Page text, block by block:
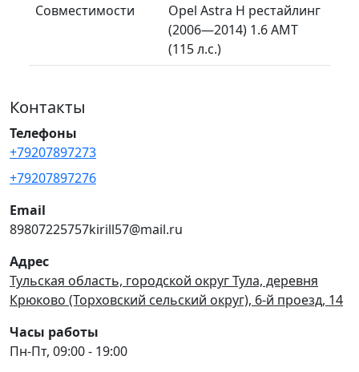
Совместимости
Opel Astra H рестайлинг
(2006—2014) 1.6 AMT
(115 л.с.)
Контакты
Телефоны
+79207897273
+79207897276
Email
89807225757kirill57@mail.ru
Адрес
Тульская область, городской округ Тула, деревня
Крюково (Торховский сельский округ), 6-й проезд, 14
Часы работы
Пн-Пт, 09:00 - 19:00